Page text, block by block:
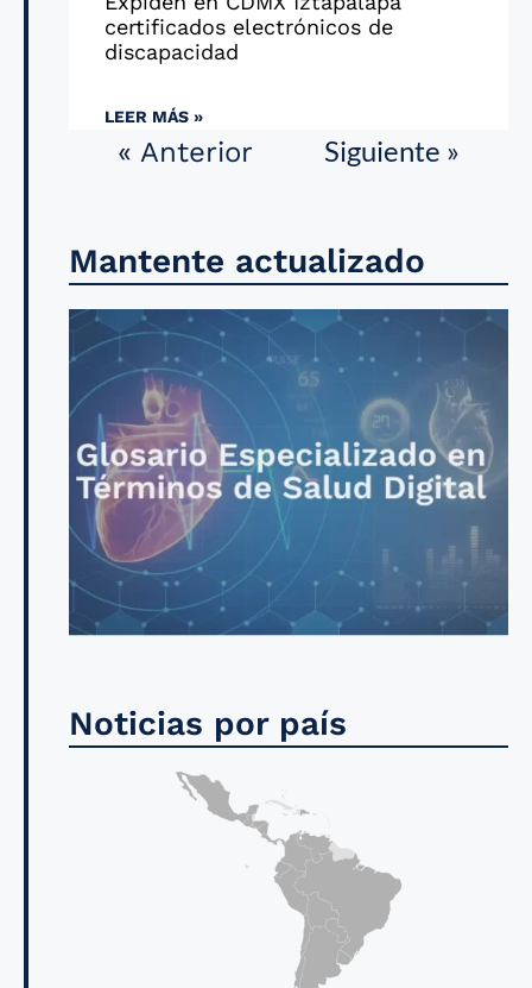
certificados electrónicos de
discapacidad
LEER MÁS »
« Anterior Siguiente »
Mantente actualizado
Noticias por país